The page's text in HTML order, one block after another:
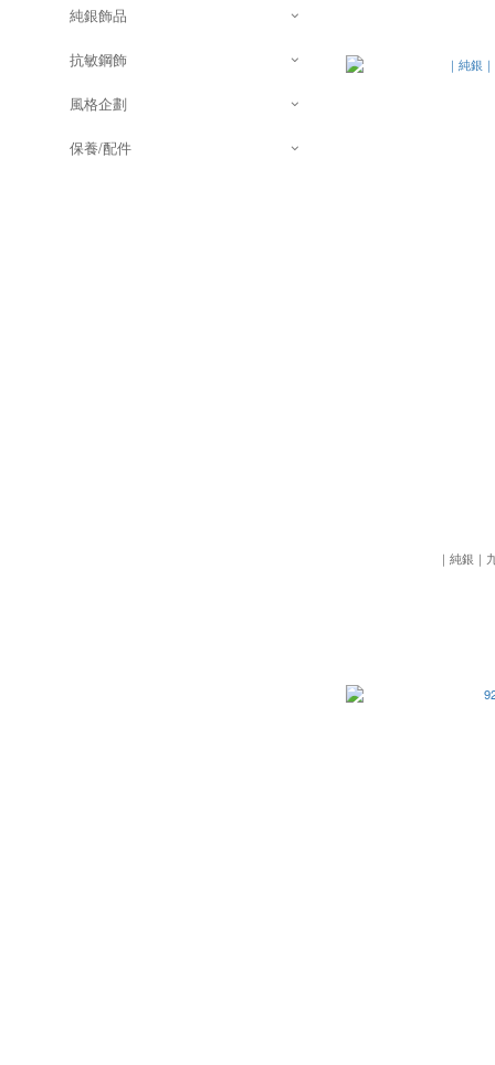
純銀飾品
抗敏鋼飾
風格企劃
保養/配件
｜純銀｜